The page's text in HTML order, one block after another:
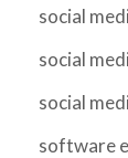
social
social
social
software